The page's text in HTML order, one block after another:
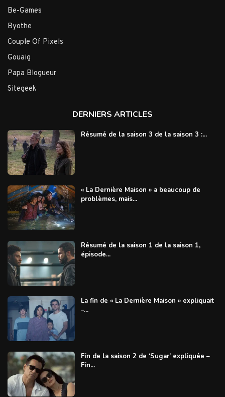
Be-Games
Byothe
Couple Of Pixels
Gouaig
Papa Blogueur
Sitegeek
DERNIERS ARTICLES
Résumé de la saison 3 de la saison 3 :...
« La Dernière Maison » a beaucoup de
problèmes, mais...
Résumé de la saison 1 de la saison 1,
épisode...
La fin de « La Dernière Maison » expliquait
–...
Fin de la saison 2 de ‘Sugar’ expliquée –
Fin...